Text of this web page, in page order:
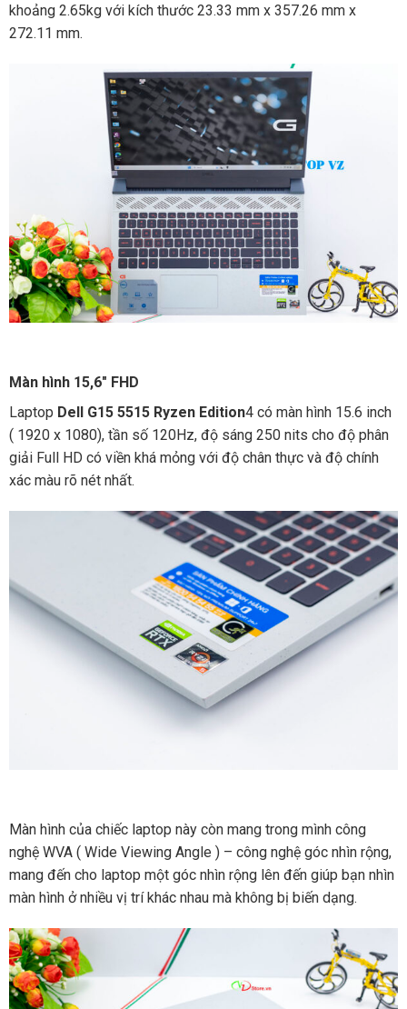
khoảng 2.65kg với kích thước 23.33 mm x 357.26 mm x
272.11 mm.
Màn hình 15,6″ FHD
Laptop Dell G15 5515 Ryzen Edition4 có màn hình 15.6 inch
( 1920 x 1080), tần số 120Hz, độ sáng 250 nits cho độ phân
giải Full HD có viền khá mỏng với độ chân thực và độ chính
xác màu rõ nét nhất.
Màn hình của chiếc laptop này còn mang trong mình công
nghệ WVA ( Wide Viewing Angle ) – công nghệ góc nhìn rộng,
mang đến cho laptop một góc nhìn rộng lên đến giúp bạn nhìn
màn hình ở nhiều vị trí khác nhau mà không bị biến dạng.